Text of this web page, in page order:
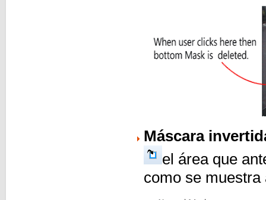
Máscara
el área que
como se muestra